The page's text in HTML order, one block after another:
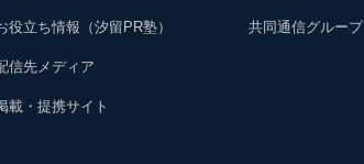
役立ち情報（汐留PR塾）
信先メディア
載・提携サイト
共同通信グループ